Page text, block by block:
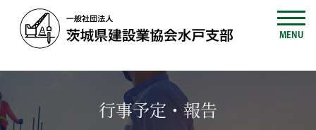
MENU
行事予定・報告